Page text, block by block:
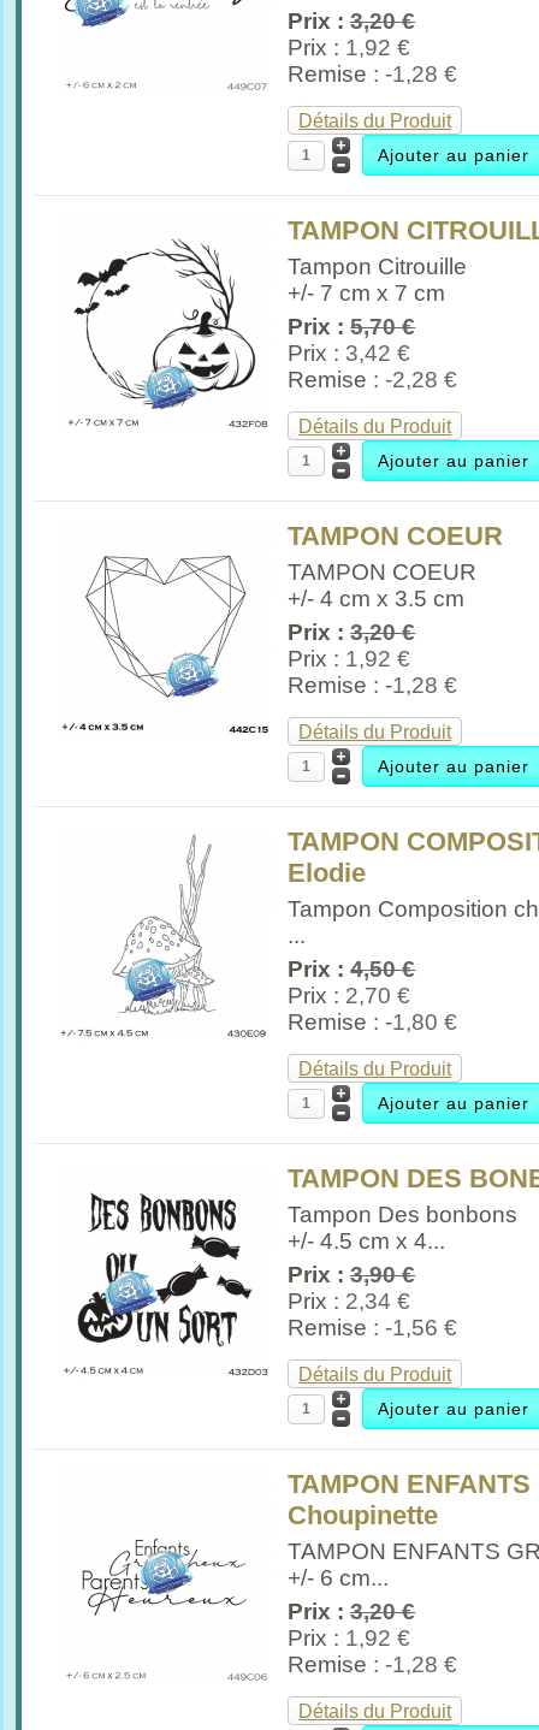
Prix :3,20 €
Prix : 1,92 €
Remise :-1,28 €
Détails du Produit
TAMPON
Tampon Citrouille
+/- 7 cm x 7 cm
Prix :5,70 €
Prix : 3,42 €
Remise :-2,28 €
Détails du Produit
TAMPON COEUR
TAMPON COEUR
+/- 4 cm x 3.5 cm
Prix :3,20 €
Prix : 1,92 €
Remise :-1,28 €
Détails du Produit
TAMPON
Elodie
Tampon Composition
...
Prix :4,50 €
Prix : 2,70 €
Remise :-1,80 €
Détails du Produit
TAMPON DES
Tampon Des bonbons
+/- 4.5 cm x 4...
Prix :3,90 €
Prix : 2,34 €
Remise :-1,56 €
Détails du Produit
TAMPON
Choupinette
TAMPON ENFANTS
+/- 6 cm...
Prix :3,20 €
Prix : 1,92 €
Remise :-1,28 €
Détails du Produit